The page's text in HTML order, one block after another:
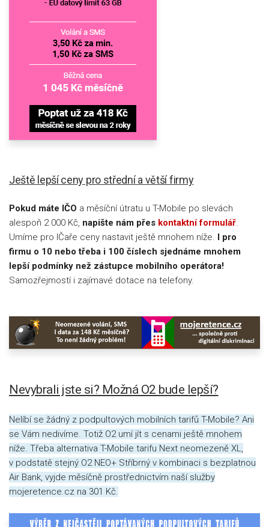
Ještě lepší ceny pro střední a větší firmy
Pokud máte IČO a měsíční útratu u T-Mobile po slevách
alespoň 2 000 Kč, napište nám přes kontaktní formulář.
Umíme pro IČaře ceny nastavit ještě mnohem níže. I pro
firmu o 10 nebo třeba i 100 číslech sjednáme mnohem
lepší podmínky než zástupce mobilního operátora!
Samozřejmostí i zajímavé dotace na telefony.
Nevybrali jste si? Možná O2 bude lepší?
Nelíbí se žádný z podpultových mobilních tarifů T-Mobile? Ani
se Vám nedivíme. Totiž O2 umí jít s cenami ještě mnohem
níže. Třeba alternativa T-Mobile tarifu Next neomezeně XL,
v podstatě stejný O2 NEO+ Stříbrný v kombinaci s bezplatnou
Air Bank, vyjde měsíčně prostřednictvím naší služby
mojeretence.cz na 301 Kč.